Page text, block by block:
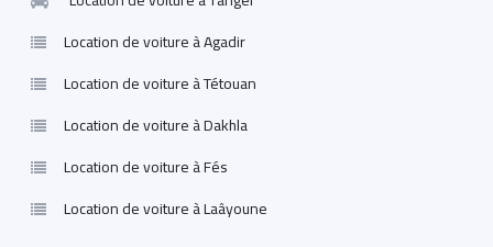
Location de voiture à Agadir
Location de voiture à Tétouan
Location de voiture à Dakhla
Location de voiture à Fés
Location de voiture à Laâyoune